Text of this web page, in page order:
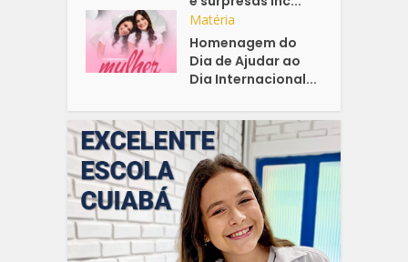
Matéria
Homenagem do
Dia de Ajudar ao
Dia Internacional...